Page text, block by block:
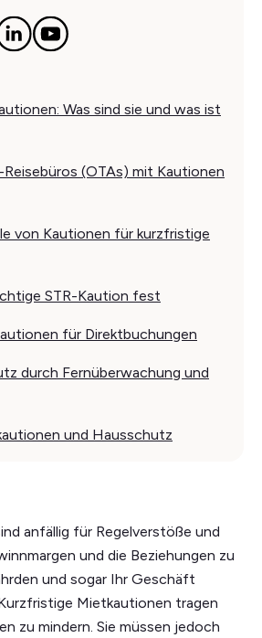
Was sind sie und was ist
(OTAs) mit Kautionen
von Kautionen für kurzfristige
STR-Kaution fest
für Direktbuchungen
durch Fernüberwachung und
und Hausschutz
anfällig für Regelverstöße und
und die Beziehungen zu
und sogar Ihr Geschäft
Mietkautionen tragen
zu mindern. Sie müssen jedoch